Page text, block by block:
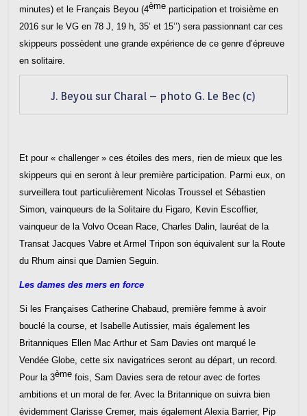
minutes) et le Français Beyou (4ème participation et troisième en
2016 sur le VG en 78 J, 19 h, 35’ et 15’’) sera passionnant car ces
skippeurs possèdent une grande expérience de ce genre d’épreuve
en solitaire.
J. Beyou sur Charal – photo G. Le Bec (c)
Et pour « challenger » ces étoiles des mers, rien de mieux que les
skippeurs qui en seront à leur première participation. Parmi eux, on
surveillera tout particulièrement Nicolas Troussel et Sébastien
Simon, vainqueurs de la Solitaire du Figaro, Kevin Escoffier,
vainqueur de la Volvo Ocean Race, Charles Dalin, lauréat de la
Transat Jacques Vabre et Armel Tripon son équivalent sur la Route
du Rhum ainsi que Damien Seguin.
Les dames des mers en force
Si les Françaises Catherine Chabaud, première femme à avoir
bouclé la course, et Isabelle Autissier, mais également les
Britanniques Ellen Mac Arthur et Sam Davies ont marqué le
Vendée Globe, cette six navigatrices seront au départ, un record.
Pour la 3ème fois, Sam Davies sera de retour avec de fortes
ambitions et un moral de fer. Avec la Britannique on suivra bien
évidemment Clarisse Cremer, mais également Alexia Barrier, Pip